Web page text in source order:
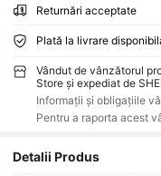
Returnări acceptate
Vândut de vânzătorul
Store și expediat de
Informații și obligațiile
Pentru a raporta acest
Detalii Produs